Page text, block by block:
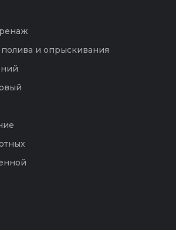
и опрыскивания